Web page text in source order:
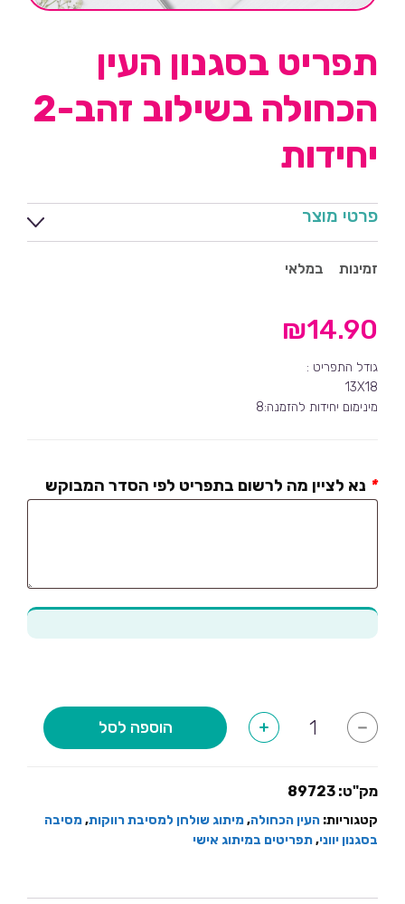
תפריט בסגנון העין
הכחולה בשילוב זהב-2
יחידות
פרטי מוצר
זמינות במלאי
₪14.90
גודל התפריט :
13X18
מינימום יחידות להזמנה:8
נא לציין מה לרשום בתפריט לפי הסדר המבוקש *
-
של
הכחולה
זהב-2
יחידות
+ הוספה לסל
מק"ט: 89723
קטגוריות: העין הכחולה,מיתוג שולחן למסיבת רווקות,מסיבה
בסגנון יווני,תפריטים במיתוג אישי